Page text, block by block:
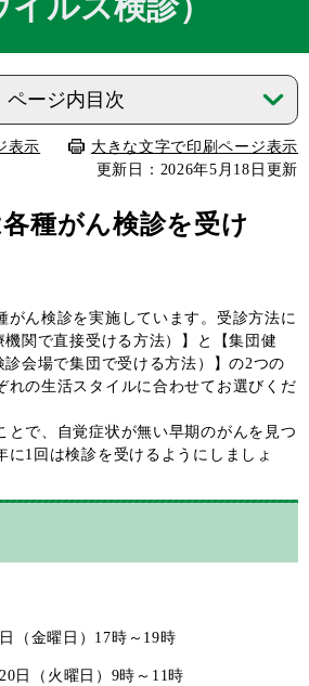
ページ内目次
表示
大きな文字で印刷ページ表示
更新日：2026年5月18日更新
種がん検診を受け
ん検診を実施しています。受診方法に
関で直接受ける方法）】と【集団健
会場で集団で受ける方法）】の2つの
れの生活スタイルに合わせてお選びくだ
で、自覚症状が無い早期のがんを見つ
に1回は検診を受けるようにしましょ
（金曜日）17時～19時
曜日）9時～11時